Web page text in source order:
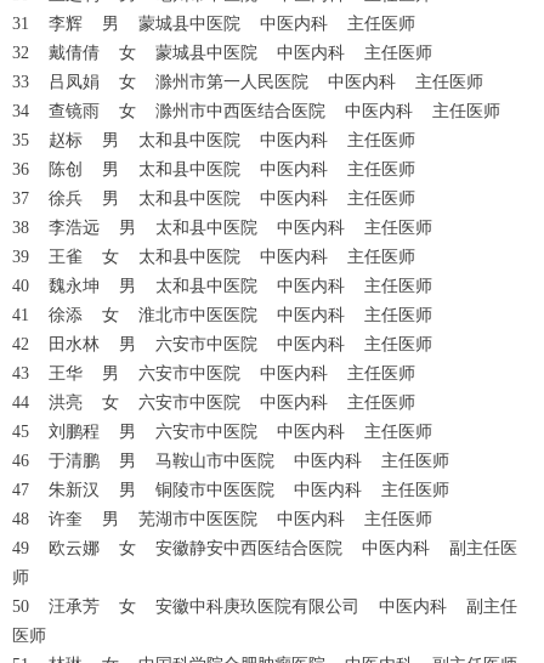
31 李辉 男 蒙城县中医院 中医内科 主任医师
32 戴倩倩 女 蒙城县中医院 中医内科 主任医师
33 吕凤娟 女 滁州市第一人民医院 中医内科 主任医师
34 查镜雨 女 滁州市中西医结合医院 中医内科 主任医师
35 赵标 男 太和县中医院 中医内科 主任医师
36 陈创 男 太和县中医院 中医内科 主任医师
37 徐兵 男 太和县中医院 中医内科 主任医师
38 李浩远 男 太和县中医院 中医内科 主任医师
39 王雀 女 太和县中医院 中医内科 主任医师
40 魏永坤 男 太和县中医院 中医内科 主任医师
41 徐添 女 淮北市中医医院 中医内科 主任医师
42 田水林 男 六安市中医院 中医内科 主任医师
43 王华 男 六安市中医院 中医内科 主任医师
44 洪亮 女 六安市中医院 中医内科 主任医师
45 刘鹏程 男 六安市中医院 中医内科 主任医师
46 于清鹏 男 马鞍山市中医院 中医内科 主任医师
47 朱新汉 男 铜陵市中医医院 中医内科 主任医师
48 许奎 男 芜湖市中医医院 中医内科 主任医师
49 欧云娜 女 安徽静安中西医结合医院 中医内科 副主任医
师
50 汪承芳 女 安徽中科庚玖医院有限公司 中医内科 副主任
医师